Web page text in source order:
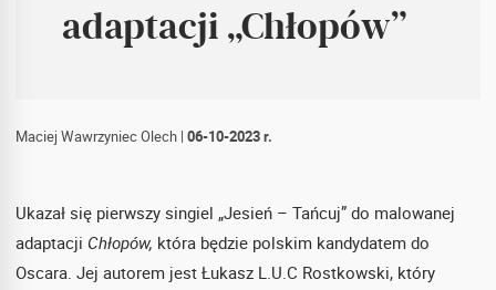
adaptacji „Chłopów”
Maciej Wawrzyniec Olech | 06-10-2023 r.
Ukazał się pierwszy singiel „Jesień – Tańcuj” do malowanej
adaptacji Chłopów, która będzie polskim kandydatem do
Oscara. Jej autorem jest Łukasz L.U.C Rostkowski, który